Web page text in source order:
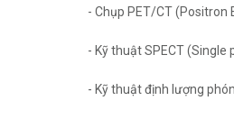
- Chụp PET/CT (Positron
- Kỹ thuật SPECT
- Kỹ thuật định lượng